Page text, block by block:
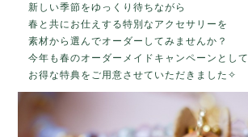
新しい季節をゆっくり待ちながら
春と共にお仕えする特別なアクセサリーを
素材から選んでオーダーしてみませんか？
今年も春のオーダーメイドキャンペーンとして
お得な特典をご用意させていただきました✧